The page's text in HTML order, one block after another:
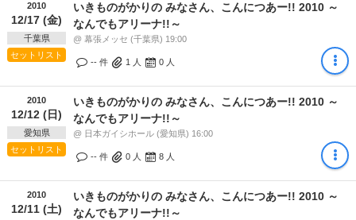
2010
12/17 (金)
千葉県
セットリスト
いきものがかりの みなさん、こんにつあー!! 2010 ～
なんでもアリーナ!!～
@ 幕張メッセ (千葉県) 19:00
-- 件 1 人 0 人
2010
12/12 (日)
愛知県
セットリスト
いきものがかりの みなさん、こんにつあー!! 2010 ～
なんでもアリーナ!!～
@ 日本ガイシホール (愛知県) 16:00
-- 件 0 人 8 人
2010
12/11 (土)
いきものがかりの みなさん、こんにつあー!! 2010 ～
なんでもアリーナ!!～